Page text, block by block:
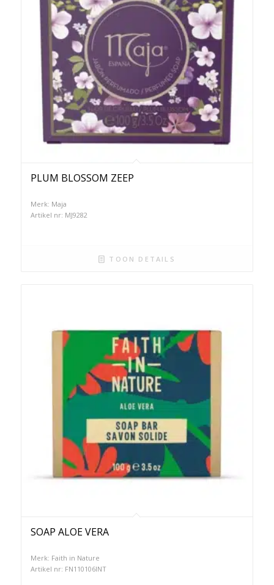
PLUM BLOSSOM ZEEP
Merk: Maja
Artikel nr: MJ9282
TOON DETAILS
SOAP ALOE VERA
Merk: Faith in Nature
Artikel nr: FN110106INT